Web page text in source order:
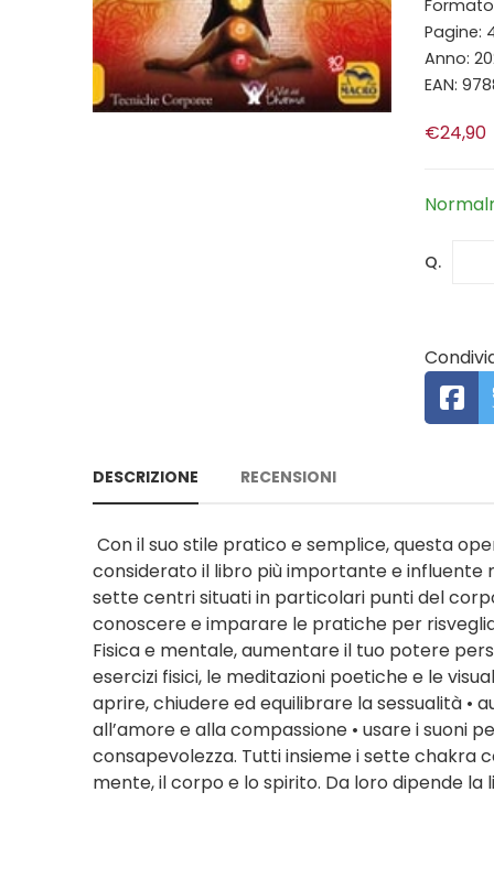
Pagine:
Anno:
EAN:
€24,90
Q.
DESCRIZIONE RECENSIONI
Con il suo stile pratico e semplice, questa
considerato il libro più importante e influente
sette centri situati in particolari punti del
conoscere e imparare le pratiche per
Fisica e mentale, aumentare il tuo potere
esercizi fisici, le meditazioni poetiche e le
aprire, chiudere ed equilibrare la sessualità •
all’amore e alla compassione • usare i suoni
consapevolezza. Tutti insieme i sette chakra
mente, il corpo e lo spirito. Da loro dipende